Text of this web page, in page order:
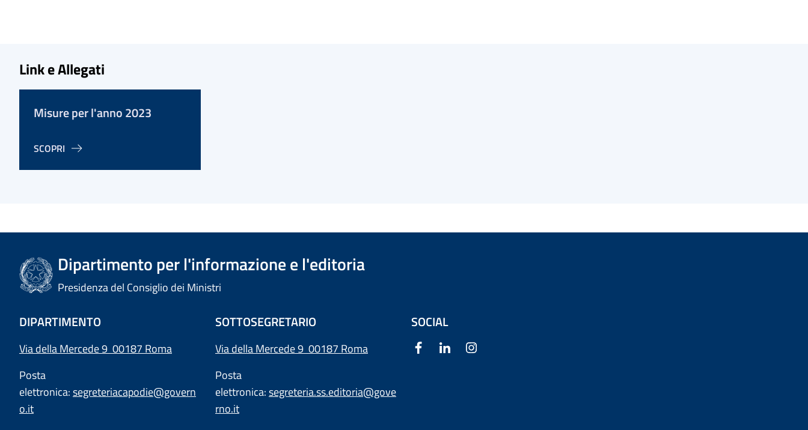
Link e Allegati
Misure per l'anno 2023
SCOPRI
Dipartimento per l'informazione e l'editoria
Presidenza del Consiglio dei Ministri
DIPARTIMENTO
Via della Mercede 9 00187 Roma
Posta
elettronica:segreteriacapodie@govern
o.it
SOTTOSEGRETARIO
Via della Mercede 9 00187 Roma
Posta
elettronica:segreteria.ss.editoria@gove
rno.it
SOCIAL